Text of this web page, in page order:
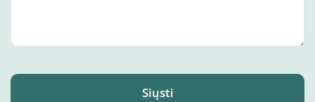
Siųsti